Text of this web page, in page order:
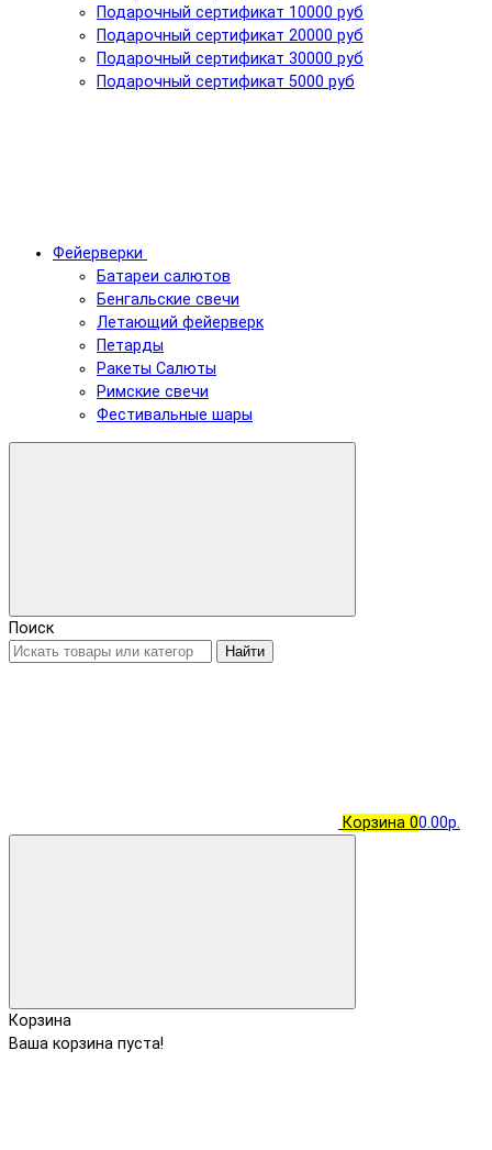
Подарочный сертификат 10000 руб
Подарочный сертификат 20000 руб
Подарочный сертификат 30000 руб
Подарочный сертификат 5000 руб
Фейерверки
Батареи салютов
Бенгальские свечи
Летающий фейерверк
Петарды
Ракеты Салюты
Римские свечи
Фестивальные шары
Поиск
Найти
Корзина 00.00р.
Корзина
Ваша корзина пуста!